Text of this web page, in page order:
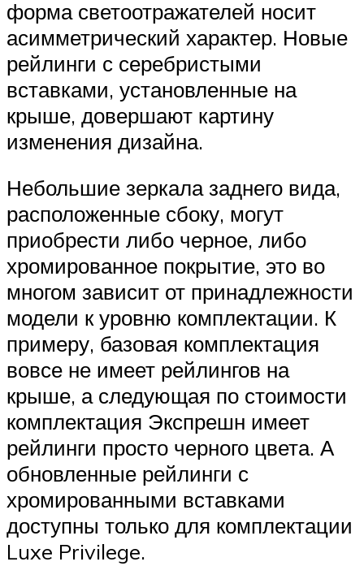
форма светоотражателей носит
асимметрический характер. Новые
рейлинги с серебристыми
вставками, установленные на
крыше, довершают картину
изменения дизайна.
Небольшие зеркала заднего вида,
расположенные сбоку, могут
приобрести либо черное, либо
хромированное покрытие, это во
многом зависит от принадлежности
модели к уровню комплектации. К
примеру, базовая комплектация
вовсе не имеет рейлингов на
крыше, а следующая по стоимости
комплектация Экспрешн имеет
рейлинги просто черного цвета. А
обновленные рейлинги с
хромированными вставками
доступны только для комплектации
Luxe Privilege.